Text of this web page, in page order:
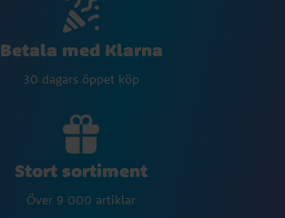
Betala med Klarna
30 dagars öppet köp
Stort sortiment
Över 9 000 artiklar